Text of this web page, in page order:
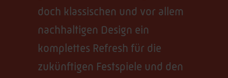
doch klassischen und vor allem
nachhaltigen Design ein
komplettes Refresh für die
zukünftigen Festspiele und den